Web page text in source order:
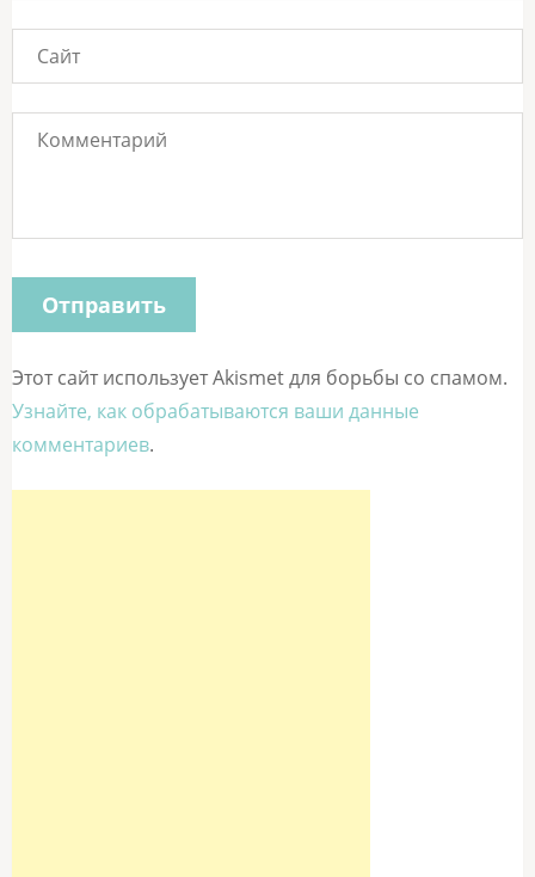
Этот сайт использует Akismet для борьбы со спамом.
Узнайте, как обрабатываются ваши данные
комментариев.